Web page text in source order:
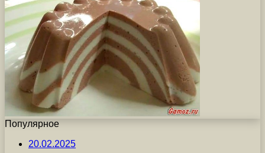
Популярное
20.02.2025